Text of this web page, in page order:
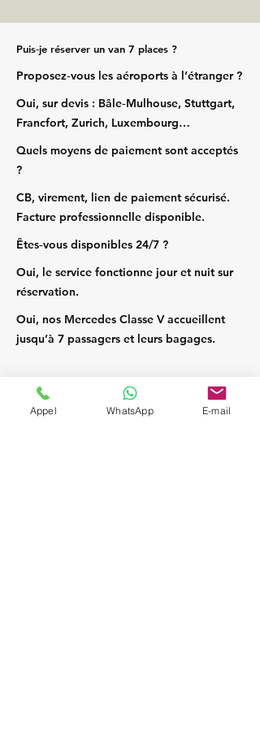
Puis‑je réserver un van 7 places ?
Proposez‑vous les aéroports à l’étranger ?
Oui, sur devis : Bâle‑Mulhouse, Stuttgart,
Francfort, Zurich, Luxembourg…
Quels moyens de paiement sont acceptés
?
CB, virement, lien de paiement sécurisé.
Facture professionnelle disponible.
Êtes‑vous disponibles 24/7 ?
Oui, le service fonctionne jour et nuit sur
réservation.
Oui, nos Mercedes Classe V accueillent
jusqu’à 7 passagers et leurs bagages.
Appel WhatsApp E-mail